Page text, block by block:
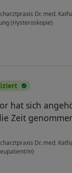
Dr. med.
(Hysteroskopie)
hat sich
Zeit
Dr. med.
in)